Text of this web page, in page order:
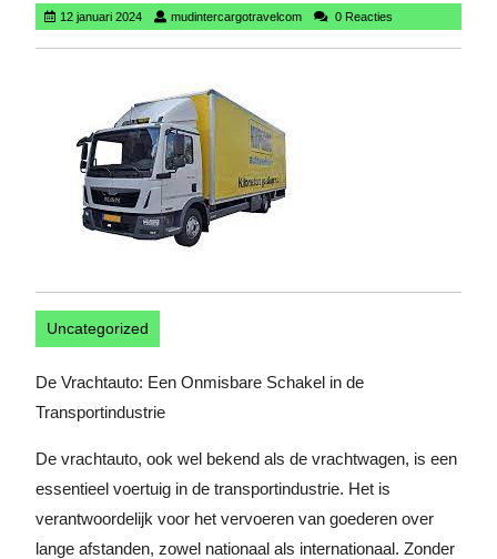
12 januari 202412
januari
2024
mudintercargotravelcommudintercargotravelcom
0 Reacties
Uncategorized
De Vrachtauto: Een Onmisbare Schakel in de
Transportindustrie
De vrachtauto, ook wel bekend als de vrachtwagen, is een
essentieel voertuig in de transportindustrie. Het is
verantwoordelijk voor het vervoeren van goederen over
lange afstanden, zowel nationaal als internationaal. Zonder